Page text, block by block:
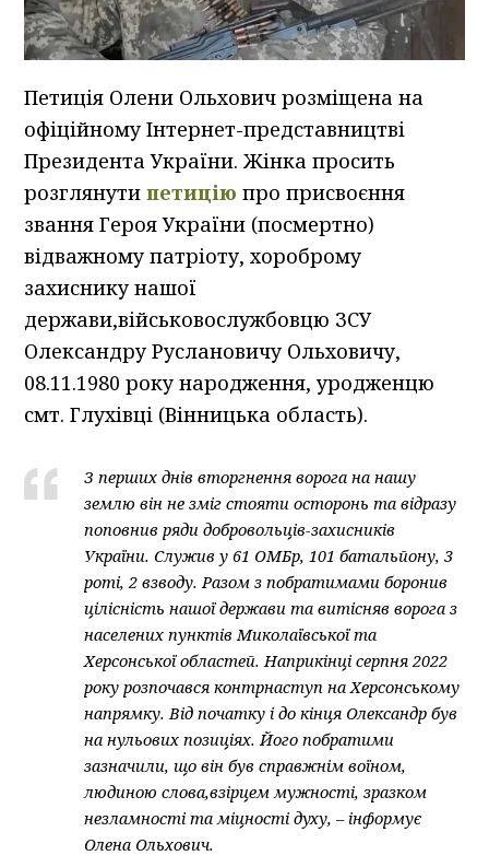
Петиція Олени Ольхович розміщена на
офіційному Інтернет-представництві
Президента України. Жінка просить
розглянутипетицію про присвоєння
звання Героя України (посмертно)
відважному патріоту, хороброму
захиснику нашої
держави,військовослужбовцю ЗСУ
Олександру Руслановичу Ольховичу,
08.11.1980 року народження, уродженцю
смт. Глухівці (Вінницька область).
З перших днів вторгнення ворога на нашу
землю він не зміг стояти осторонь та відразу
поповнив ряди добровольців-захисників
України. Служив у 61 ОМБр, 101 батальйону, 3
роті, 2 взводу. Разом з побратимами боронив
цілісність нашої держави та витісняв ворога з
населених пунктів Миколаївської та
Херсонської областей. Наприкінці серпня 2022
року розпочався контрнаступ на Херсонському
напрямку. Від початку і до кінця Олександр був
на нульових позиціях. Його побратими
зазначили, що він був справжнім воїном,
людиною слова,взірцем мужності, зразком
незламності та міцності духу, – інформує
Олена Ольхович.